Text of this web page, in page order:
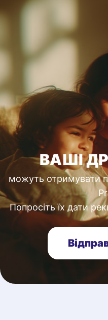
ВАШІ
можуть отримувати
Попросіть їх дати